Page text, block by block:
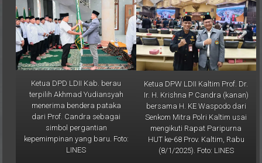
Ketua DPD LDII Kab. berau
terpilih Akhmad Yudiansyah
menerima bendera pataka
dari Prof. Candra sebagai
simbol pergantian
kepemimpinan yang baru. Foto:
LINES
Ketua DPW LDII Kaltim Prof. Dr.
Ir. H. Krishna P Candra (kanan)
bersama H. KE Waspodo dari
Senkom Mitra Polri Kaltim usai
mengikuti Rapat Paripurna
HUT ke-68 Prov. Kaltim, Rabu
(8/1/2025). Foto: LINES